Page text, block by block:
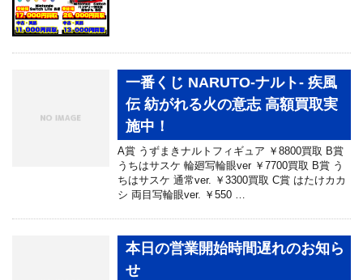
一番くじ NARUTO-ナルト- 疾風
伝 紡がれる火の意志 高額買取実
施中！
A賞 うずまきナルトフィギュア ￥8800買取 B賞
うちはサスケ 輪廻写輪眼ver ￥7700買取 B賞 う
ちはサスケ 通常ver. ￥3300買取 C賞 はたけカカ
シ 両目写輪眼ver. ￥550 …
本日の営業開始時間遅れのお知ら
せ